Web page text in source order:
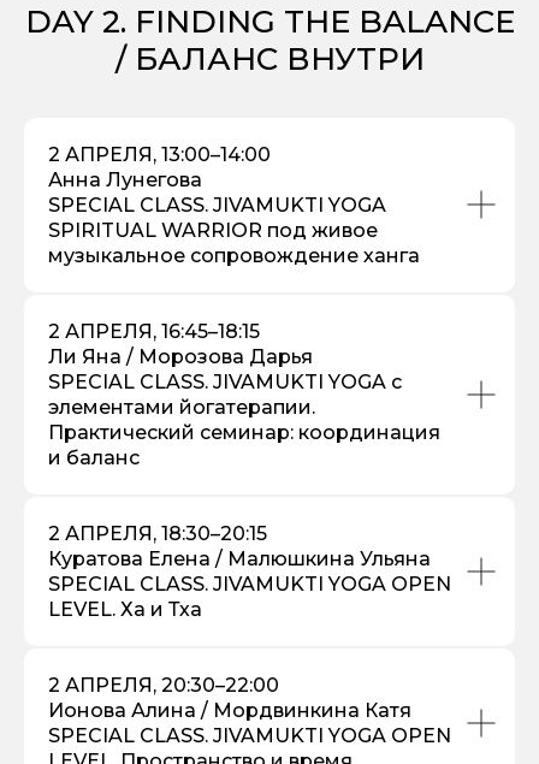
DAY 2. FINDING THE BALANCE
/ БАЛАНС ВНУТРИ
2 АПРЕЛЯ, 13:00–14:00
Анна Лунегова
SPECIAL CLASS. JIVAMUKTI YOGA
SPIRITUAL WARRIOR под живое
музыкальное сопровождение ханга
2 АПРЕЛЯ, 16:45–18:15
Ли Яна / Морозова Дарья
SPECIAL CLASS. JIVAMUKTI YOGA с
элементами йогатерапии.
Практический семинар: координация
и баланс
2 АПРЕЛЯ, 18:30–20:15
Куратова Елена / Малюшкина Ульяна
SPECIAL CLASS. JIVAMUKTI YOGA OPEN
LEVEL. Ха и Тха
2 АПРЕЛЯ, 20:30–22:00
Ионова Алина / Мордвинкина Катя
SPECIAL CLASS. JIVAMUKTI YOGA OPEN